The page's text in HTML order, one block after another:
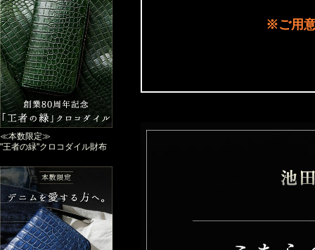
≪本数限定≫
"王者の緑"クロコダイル財布
※ご用